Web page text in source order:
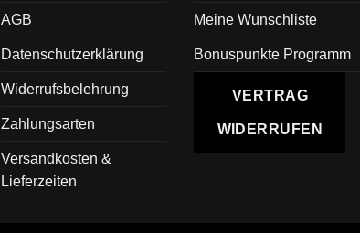
AGB
Datenschutzerklärung
Widerrufsbelehrung
Zahlungsarten
Versandkosten &
Lieferzeiten
Meine Wunschliste
Bonuspunkte Programm
VERTRAG
WIDERRUFEN